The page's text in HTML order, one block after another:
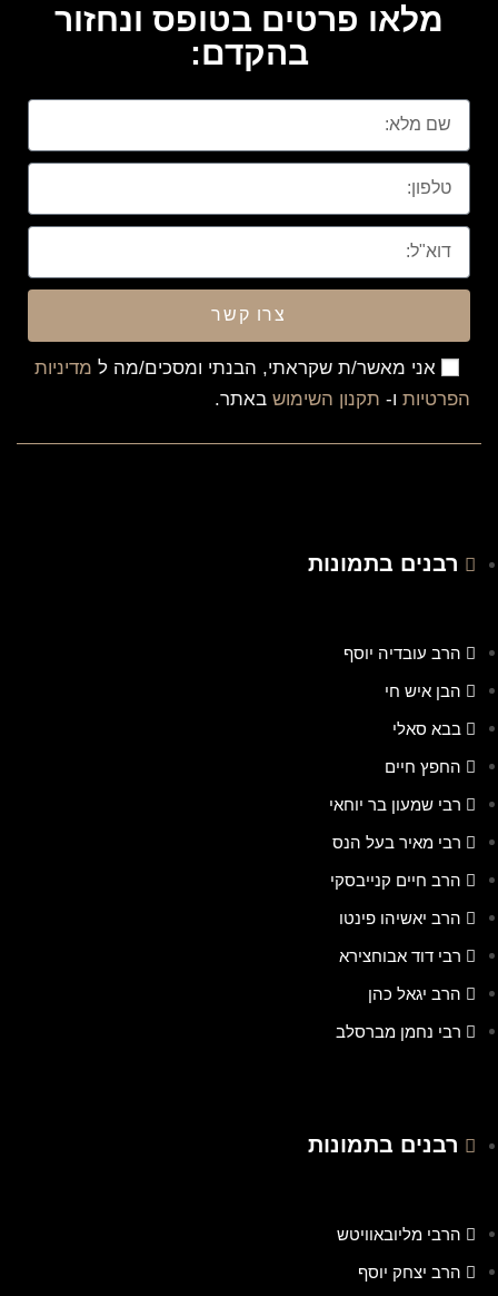
מלאו פרטים בטופס ונחזור
בהקדם:
אני מאשר/ת שקראתי, הבנתי ומסכים/מה ל מדיניות
הפרטיות ו- תקנון השימוש באתר.
צרו קשר
רבנים בתמונות
הרב עובדיה יוסף
הבן איש חי
בבא סאלי
החפץ חיים
רבי שמעון בר יוחאי
רבי מאיר בעל הנס
הרב חיים קנייבסקי
הרב יאשיהו פינטו
רבי דוד אבוחצירא
הרב יגאל כהן
רבי נחמן מברסלב
רבנים בתמונות
הרבי מליובאוויטש
הרב יצחק יוסף